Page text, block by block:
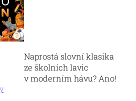
Naprostá slovní klasika
ze školních lavic
v moderním hávu? Ano!